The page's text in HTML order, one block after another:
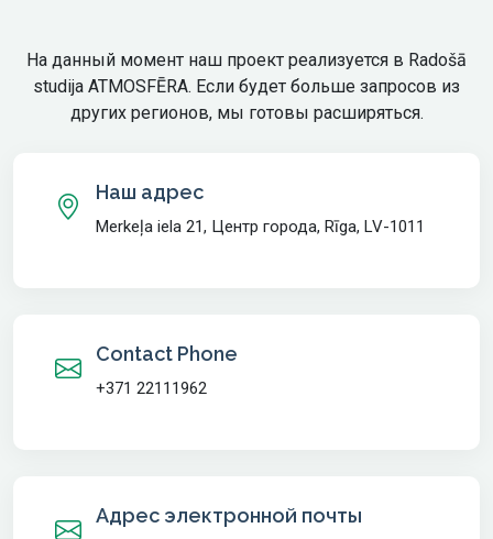
На данный момент наш проект реализуется в Radošā
studija ATMOSFĒRA. Если будет больше запросов из
других регионов, мы готовы расширяться.
Наш адрес
Merkeļa iela 21, Центр города, Rīga, LV-1011
Contact Phone
+371 22111962
Адрес электронной почты